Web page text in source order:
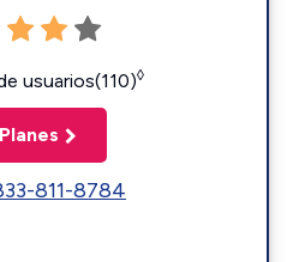
usuarios(110)◊
811-8784